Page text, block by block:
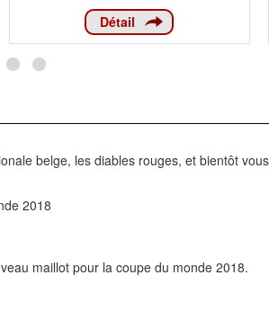
Détail
belge, les diables rouges, et bientôt
2018
maillot pour la coupe du monde 2018.